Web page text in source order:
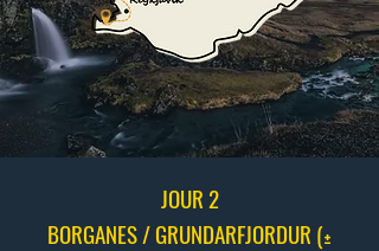
JOUR 2
BORGANES / GRUNDARFJORDUR (±